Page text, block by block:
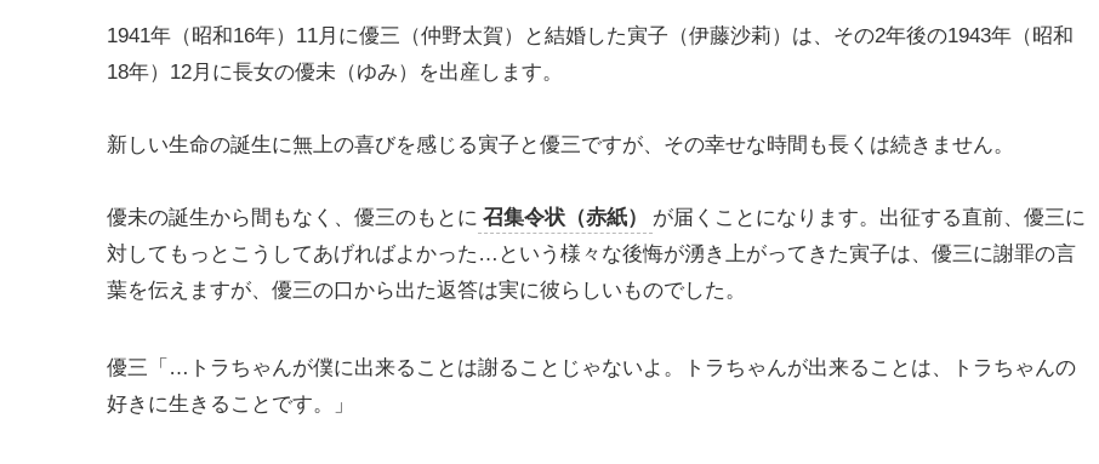
1941年（昭和16年）11月に優三（仲野太賀）と結婚した寅子（伊藤沙莉）は、その2年後の1943年（昭和
18年）12月に長女の優未（ゆみ）を出産します。
新しい生命の誕生に無上の喜びを感じる寅子と優三ですが、その幸せな時間も長くは続きません。
優未の誕生から間もなく、優三のもとに 召集令状（赤紙）
が届くことになります。出征する直前、優三に
対してもっとこうしてあげればよかった…という様々な後悔が湧き上がってきた寅子は、優三に謝罪の言
葉を伝えますが、優三の口から出た返答は実に彼らしいものでした。
優三「…トラちゃんが僕に出来ることは謝ることじゃないよ。トラちゃんが出来ることは、トラちゃんの
好きに生きることです。」